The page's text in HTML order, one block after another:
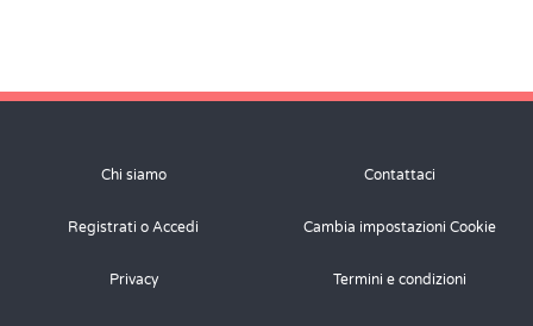
Chi siamo Contattaci
Registrati o Accedi Cambia impostazioni Cookie
Privacy Termini e condizioni